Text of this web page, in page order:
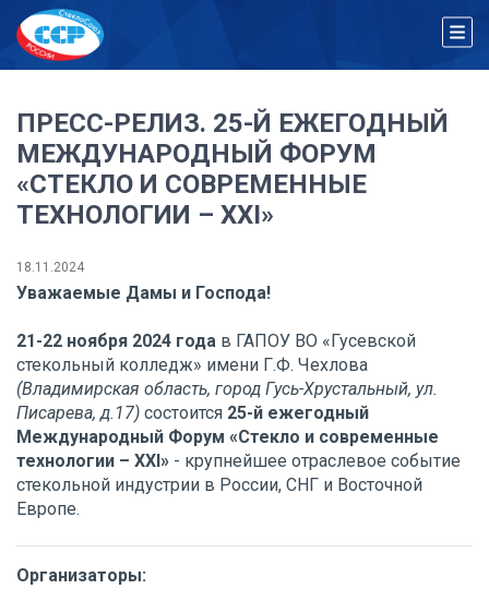
ПРЕСС-РЕЛИЗ. 25-Й ЕЖЕГОДНЫЙ
МЕЖДУНАРОДНЫЙ ФОРУМ
«СТЕКЛО И СОВРЕМЕННЫЕ
ТЕХНОЛОГИИ – XXI»
18.11.2024
Уважаемые Дамы и Господа!
21-22 ноября 2024 года в ГАПОУ ВО «Гусевской
стекольный колледж» имени Г.Ф. Чехлова
(Владимирская область, город Гусь-Хрустальный, ул.
Писарева, д.17) состоится 25-й ежегодный
Международный Форум «Стекло и современные
технологии – XXI» - крупнейшее отраслевое событие
стекольной индустрии в России, СНГ и Восточной
Европе.
Организаторы: